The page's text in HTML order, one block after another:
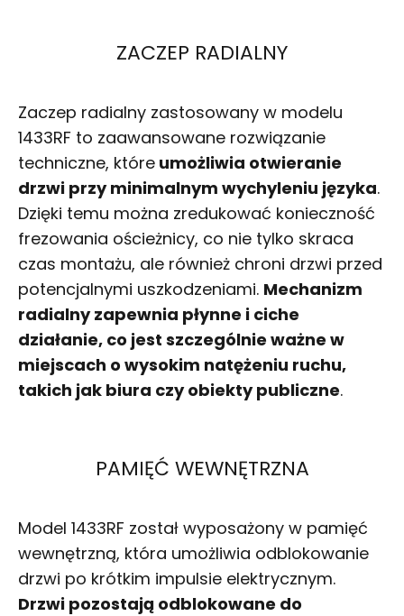
ZACZEP RADIALNY
Zaczep radialny zastosowany w modelu
1433RF to zaawansowane rozwiązanie
techniczne, które umożliwia otwieranie
drzwi przy minimalnym wychyleniu języka.
Dzięki temu można zredukować konieczność
frezowania ościeżnicy, co nie tylko skraca
czas montażu, ale również chroni drzwi przed
potencjalnymi uszkodzeniami. Mechanizm
radialny zapewnia płynne i ciche
działanie, co jest szczególnie ważne w
miejscach o wysokim natężeniu ruchu,
takich jak biura czy obiekty publiczne.
PAMIĘĆ WEWNĘTRZNA
Model 1433RF został wyposażony w pamięć
wewnętrzną, która umożliwia odblokowanie
drzwi po krótkim impulsie elektrycznym.
Drzwi pozostają odblokowane do